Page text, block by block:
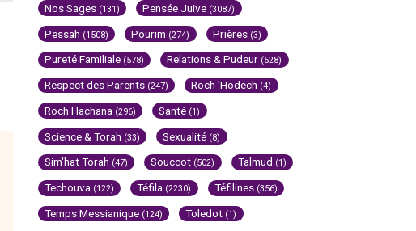
Nos Sages (131) Pensée Juive (3087)
Pessah (1508) Pourim (274) Prières (3)
Pureté Familiale (578) Relations & Pudeur (528)
Respect des Parents (247) Roch 'Hodech (4)
Roch Hachana (296) Santé (1)
Science & Torah (33) Sexualité (8)
Sim'hat Torah (47) Souccot (502) Talmud (1)
Techouva (122) Téfila (2230) Téfilines (356)
Temps Messianique (124) Toledot (1)